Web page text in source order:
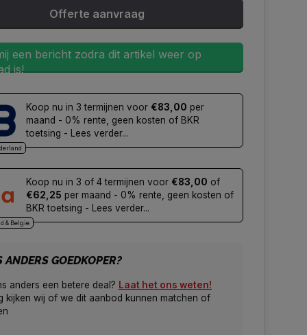
Offerte aanvraag
een bericht zodra dit artikel weer op
is!
Koop nu in 3 termijnen voor €83,00 per
maand - 0% rente, geen kosten of BKR
toetsing - Lees verder...
& Belgie
Koop nu in 3 of 4 termijnen voor €83,00 of
€62,25 per maand - 0% rente, geen kosten of
BKR toetsing - Lees verder...
ANDERS GOEDKOPER?
anders een betere deal? Laat het ons weten!
kijken wij of we dit aanbod kunnen matchen of